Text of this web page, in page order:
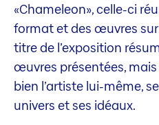
«Chameleon», celle-ci
format et des œuvres
titre de l’exposition
œuvres présentées,
bien l’artiste lui-même,
univers et ses idéaux.